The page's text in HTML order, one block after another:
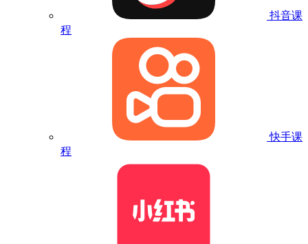
抖音课
程
快手课
程